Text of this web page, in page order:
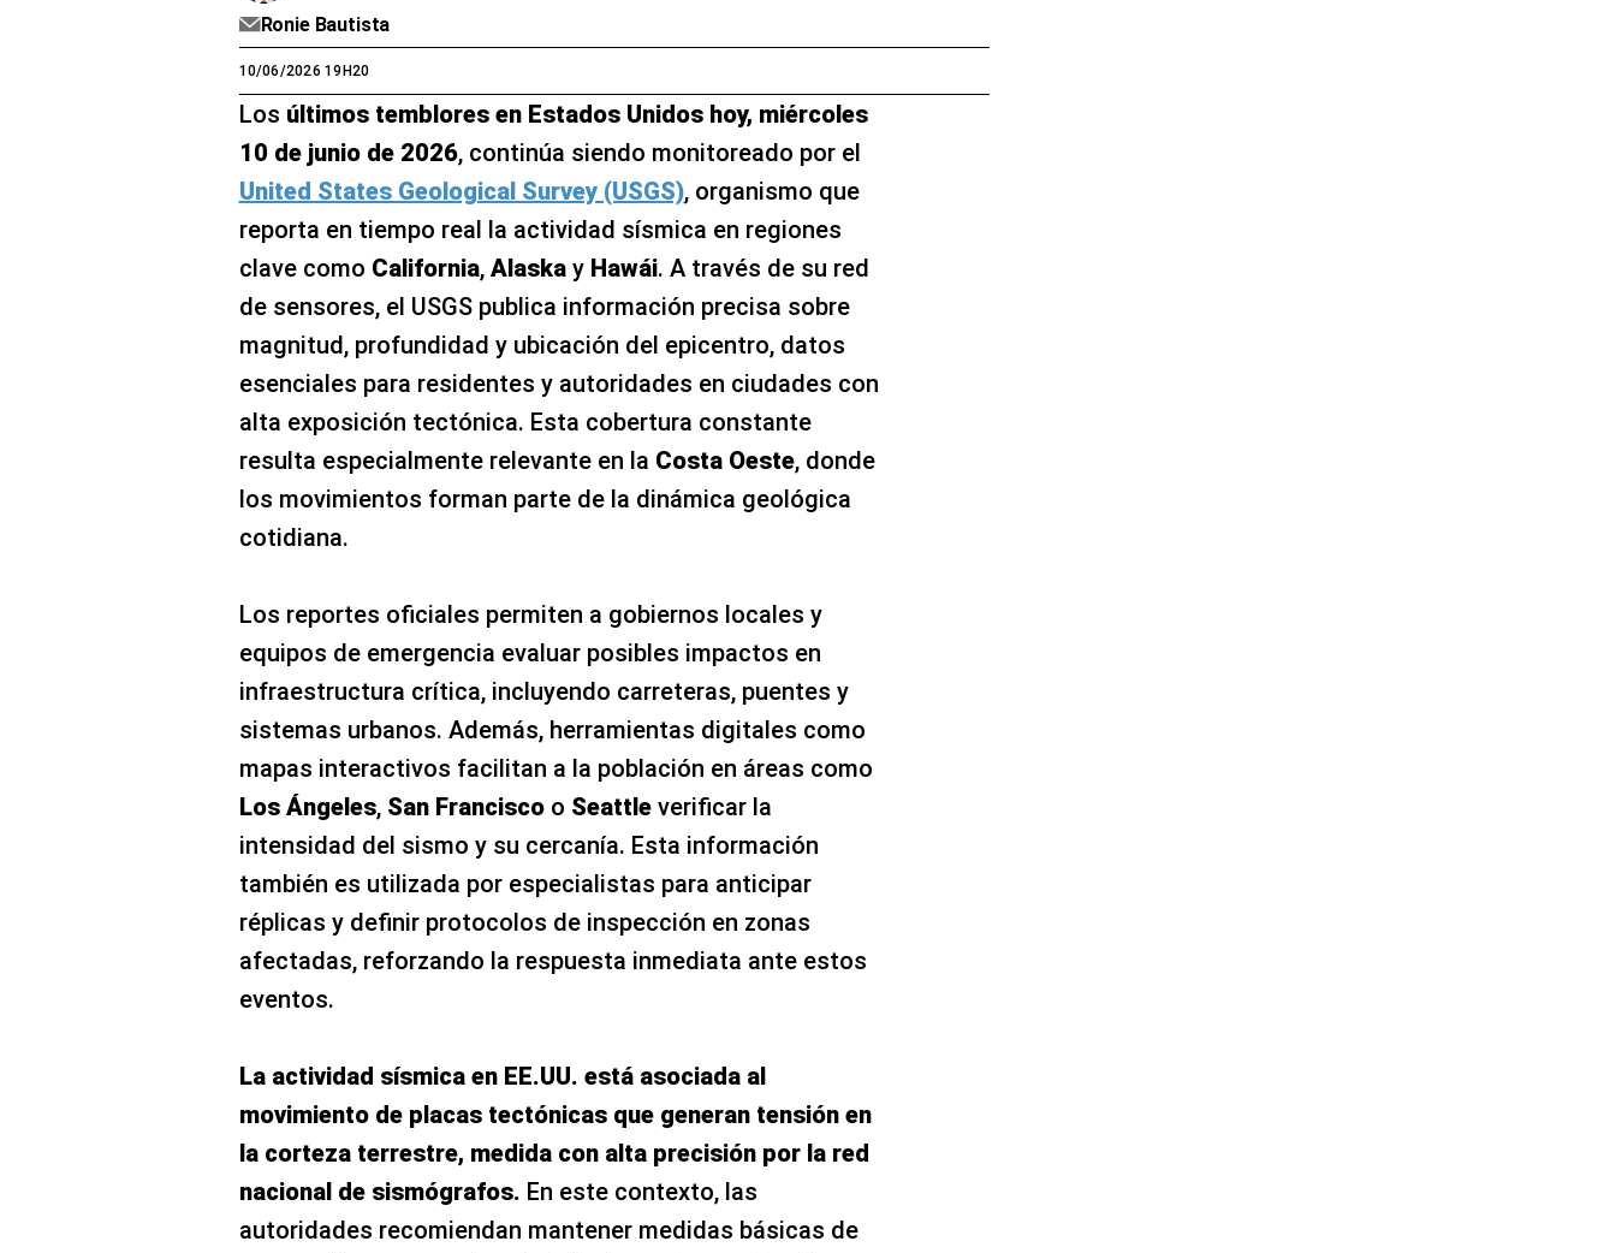
Ronie Bautista
10/06/2026 19H20
Los últimos temblores en Estados Unidos hoy, miércoles
10 de junio de 2026, continúa siendo monitoreado por el
United States Geological Survey (USGS), organismo que
reporta en tiempo real la actividad sísmica en regiones
clave como California, Alaska y Hawái. A través de su red
de sensores, el USGS publica información precisa sobre
magnitud, profundidad y ubicación del epicentro, datos
esenciales para residentes y autoridades en ciudades con
alta exposición tectónica. Esta cobertura constante
resulta especialmente relevante en la Costa Oeste, donde
los movimientos forman parte de la dinámica geológica
cotidiana.
Los reportes oficiales permiten a gobiernos locales y
equipos de emergencia evaluar posibles impactos en
infraestructura crítica, incluyendo carreteras, puentes y
sistemas urbanos. Además, herramientas digitales como
mapas interactivos facilitan a la población en áreas como
Los Ángeles, San Franciscoo Seattleverificar la
intensidad del sismo y su cercanía. Esta información
también es utilizada por especialistas para anticipar
réplicas y definir protocolos de inspección en zonas
afectadas, reforzando la respuesta inmediata ante estos
eventos.
La actividad sísmica en EE.UU. está asociada al
movimiento de placas tectónicas que generan tensión en
la corteza terrestre, medida con alta precisión por la red
nacional de sismógrafos. En este contexto, las
autoridades recomiendan mantener medidas básicas de